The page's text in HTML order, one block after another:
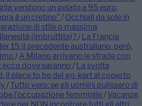
vendono un gelato a 95 euro,
è un cretino”/ Occhiali da sole in
di stile o massima
(imbruttita)?/ La Francia
15: il precedente australiano, però,
/ A Milano arrivano le strade con
ecco dove saranno / La svolta
il place to be del go-kart al coperto
/ Tutto vero: se gli uomini pulissero di
l’occupazione femminile/ Vacanze